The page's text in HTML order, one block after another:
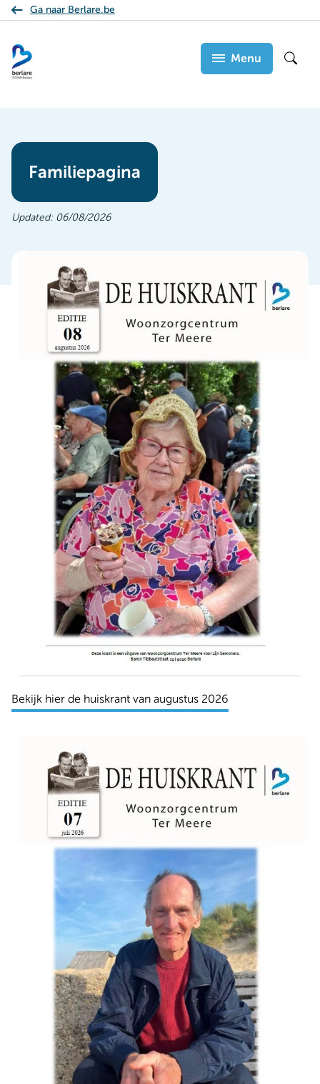
Overslaan
naar
de
Ga naar Berlare.be
Menu
Familiepagina
Updated: 06/08/2026
Bekijk hier de huiskrant van augustus 2026